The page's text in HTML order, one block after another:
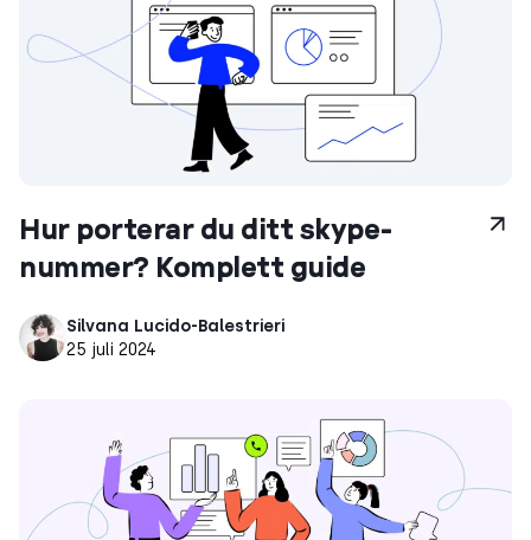
Hur porterar du ditt skype-
nummer? Komplett guide
Silvana Lucido-Balestrieri
25 juli 2024